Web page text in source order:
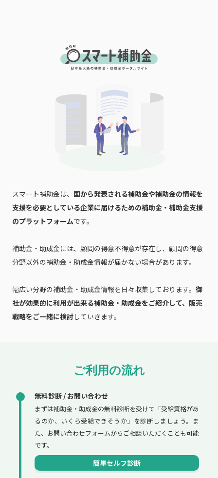
メールアドレス
「PDF資料ダウンロード」ボタンを押下した時点
利用規約
に同意したものとみなさ
スマート補助金は、 国から発表される補助金や補助金の情報を
支援を必要としている企業に届けるための補助金・補助金支援
のプラットフォームです。
補助金・助成金には、顧問の得意不得意が存在し、顧問の得意
分野以外の補助金・助成金情報が届かない場合があります。
幅広い分野の補助金・助成金情報を日々収集しております。 御
社が効果的に利用が出来る補助金・助成金をご紹介して、販売
戦略をご一緒に検討していきます。
ご利用の流れ
無料診断 / お問い合わせ
まずは補助金・助成金の無料診断を受けて「受給資格があ
るのか、いくら受給できそうか」を診断しましょう。ま
た、お問い合わせフォームからご相談いただくことも可能
です。
簡単セルフ診断